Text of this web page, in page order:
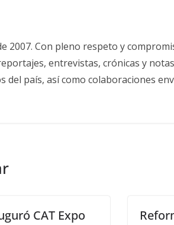
2007. Con pleno respeto y
entrevistas, crónicas y
país, así como colaboraciones
CAT Expo